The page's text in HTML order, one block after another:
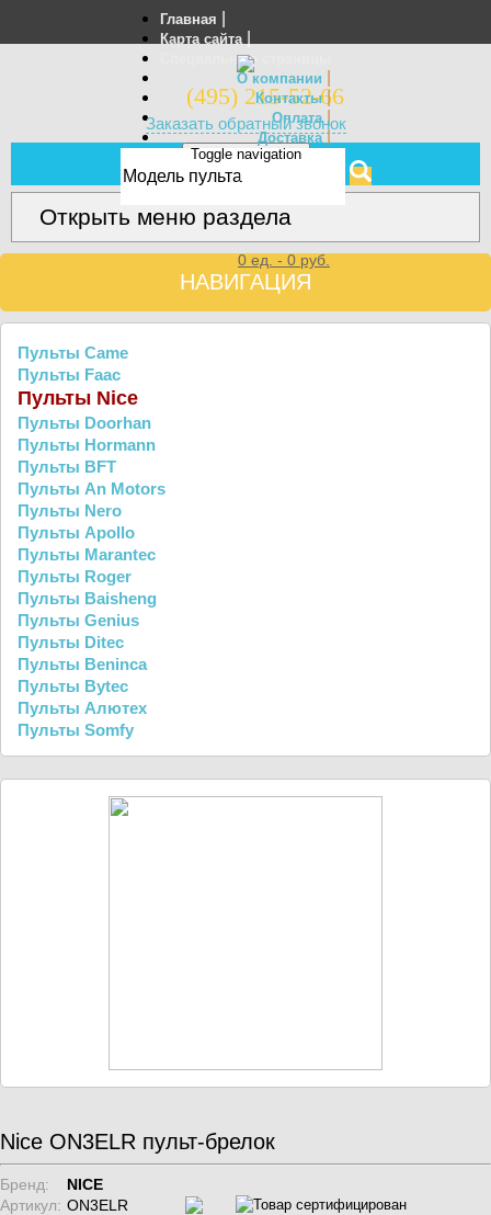
Главная
Карта сайта
Специальные страницы
О компании
Контакты |
Оплата |
Доставка |
Отзывы
(495) 215-52-66
Заказать обратный звонок
0 ед. - 0 руб.
Toggle navigation
МЕНЮ
Открыть меню раздела
НАВИГАЦИЯ
Пульты Came
Пульты Faac
Пульты Nice
Пульты Doorhan
Пульты Hormann
Пульты BFT
Пульты An Motors
Пульты Nero
Пульты Apollo
Пульты Marantec
Пульты Roger
Пульты Baisheng
Пульты Genius
Пульты Ditec
Пульты Beninca
Пульты Bytec
Пульты Алютех
Пульты Somfy
Nice ON3ELR пульт-брелок
Бренд:
NICE
Артикул: ON3ELR